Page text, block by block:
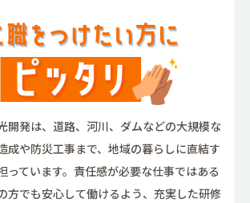
開発は、道路、河川、ダムなどの大規模な
成や防災工事まで、地域の暮らしに直結す
っています。責任感が必要な仕事ではある
方でも安心して働けるよう、充実した研修